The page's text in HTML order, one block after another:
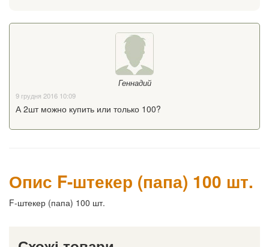
Геннадий
9 грудня 2016 10:09
А 2шт можно купить или только 100?
Опис F-штекер (папа) 100 шт.
F-штекер (папа) 100 шт.